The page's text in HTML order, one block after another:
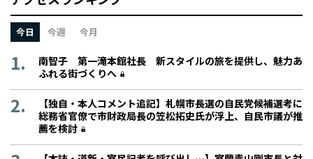
今日 今週 今月
南智子 第一滝本館社長 新スタイルの旅を提供し、魅力あ
ふれる街づくりへ
【独自・本人コメント追記】札幌市長選の自民党候補選考に
総務省官僚で市財政局長の笠松拓史氏が浮上、自民市議が推
薦を検討